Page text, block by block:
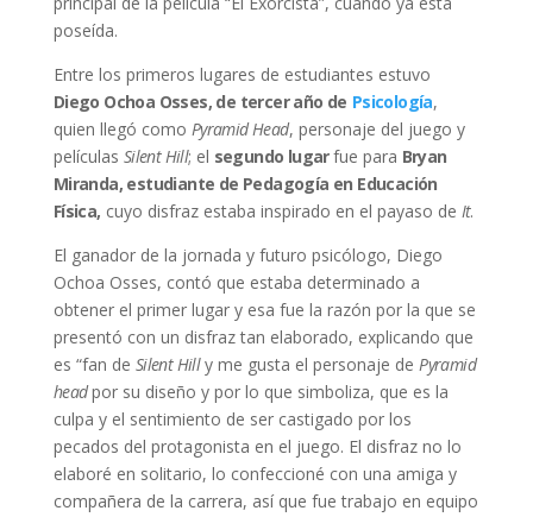
poseída.
Entre los primeros lugares de estudiantes estuvo
Diego Ochoa Osses, de tercer año de Psicología,
quien llegó como Pyramid Head, personaje del juego y
películas Silent Hill; el segundo lugarfue para Bryan
Miranda, estudiante de Pedagogía en Educación
Física, cuyo disfraz estaba inspirado en el payaso de It.
El ganador de la jornada y futuro psicólogo, Diego
Ochoa Osses, contó que estaba determinado a
obtener el primer lugar y esa fue la razón por la que se
presentó con un disfraz tan elaborado, explicando que
es “fan de Silent Hilly me gusta el personaje dePyramid
headpor su diseño y por lo que simboliza, que es la
culpa y el sentimiento de ser castigado por los
pecados del protagonista en el juego. El disfraz no lo
elaboré en solitario, lo confeccioné con una amiga y
compañera de la carrera, así que fue trabajo en equipo